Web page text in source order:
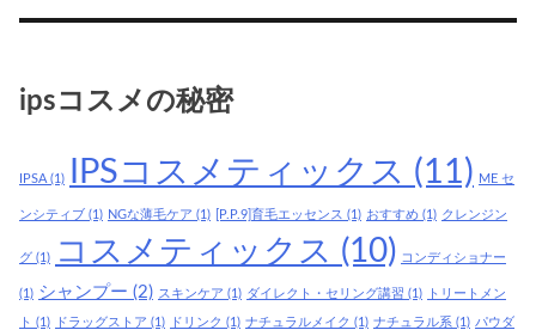
ipsコスメの秘密
IPSA (1) IPSコスメティックス (11) ME セ
ンシティブ (1) NGな薄毛ケア (1) [P.P.9]育毛エッセンス (1) おすすめ (1) クレンジン
グ (1) コスメティックス (10) コンディショナー
(1) シャンプー (2) スキンケア (1) ダイレクト・セリング講習 (1) トリートメン
ト (1) ドラッグストア (1) ドリンク (1) ナチュラルメイク (1) ナチュラル系 (1) パウダ